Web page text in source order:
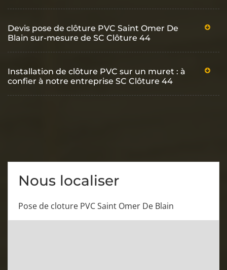
Devis pose de clôture PVC Saint Omer De
Blain sur-mesure de SC Clôture 44
Installation de clôture PVC sur un muret : à
confier à notre entreprise SC Clôture 44
Nous localiser
Pose de cloture PVC Saint Omer De Blain